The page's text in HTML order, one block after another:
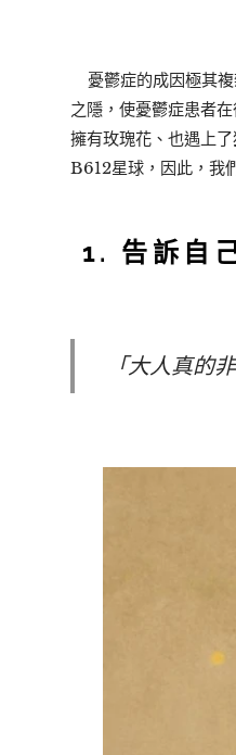
憂鬱症的成因極其複
之隱，使憂鬱症患者
擁有玫瑰花、也遇上
B612星球，因此，我
1. 告訴自
「大人真的